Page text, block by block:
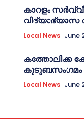
കാറളം
Local News June
കത്തോലിക്ക
കുടുബസംഗമം
Local News June